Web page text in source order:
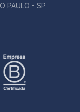
PAULO - SP